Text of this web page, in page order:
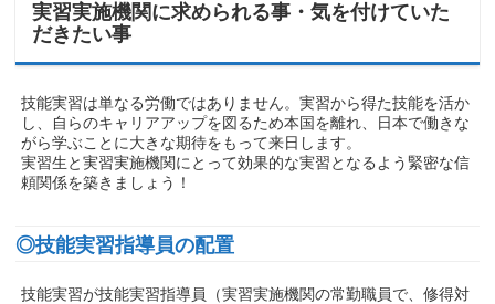
実習実施機関に求められる事・気を付けていた
だきたい事
技能実習は単なる労働ではありません。実習から得た技能を活か
し、自らのキャリアアップを図るため本国を離れ、日本で働きな
がら学ぶことに大きな期待をもって来日します。
実習生と実習実施機関にとって効果的な実習となるよう緊密な信
頼関係を築きましょう！
◎技能実習指導員の配置
技能実習が技能実習指導員（実習実施機関の常勤職員で、修得対